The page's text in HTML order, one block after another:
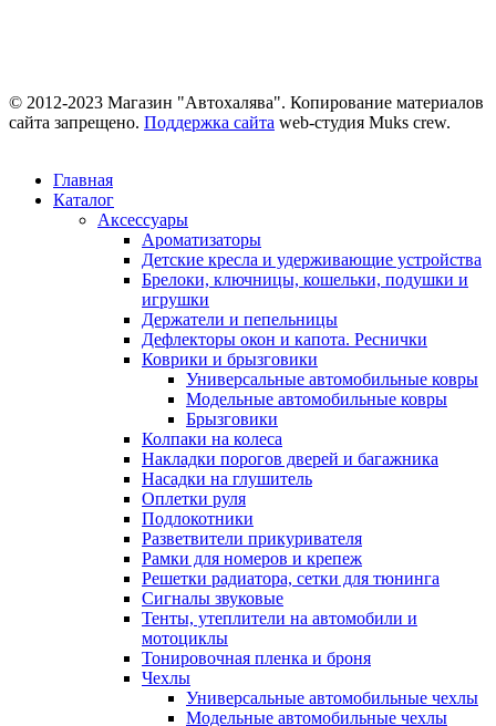
© 2012-2023 Магазин "Автохалява". Копирование материалов
сайта запрещено. Поддержка сайта web-студия Muks crew.
Главная
Каталог
Аксессуары
Ароматизаторы
Детские кресла и удерживающие устройства
Брелоки, ключницы, кошельки, подушки и
игрушки
Держатели и пепельницы
Дефлекторы окон и капота. Реснички
Коврики и брызговики
Универсальные автомобильные ковры
Модельные автомобильные ковры
Брызговики
Колпаки на колеса
Накладки порогов дверей и багажника
Насадки на глушитель
Оплетки руля
Подлокотники
Разветвители прикуривателя
Рамки для номеров и крепеж
Решетки радиатора, сетки для тюнинга
Сигналы звуковые
Тенты, утеплители на автомобили и
мотоциклы
Тонировочная пленка и броня
Чехлы
Универсальные автомобильные чехлы
Модельные автомобильные чехлы